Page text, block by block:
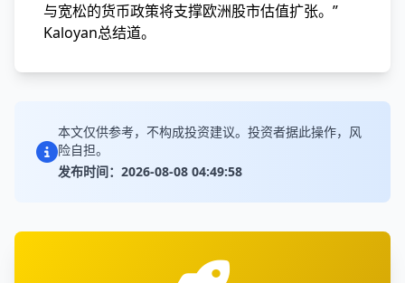
与宽松的货币政策将支撑欧洲股市估值扩张。”
Kaloyan总结道。
本文仅供参考，不构成投资建议。投资者据此操作，风
险自担。
发布时间：2026-08-08 04:49:58